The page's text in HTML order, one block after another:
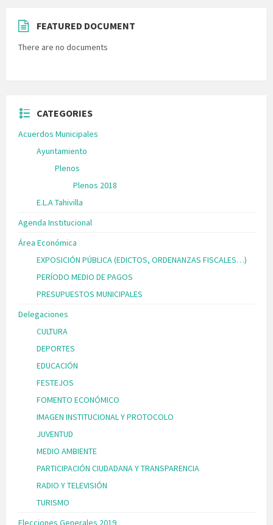
FEATURED DOCUMENT
There are no documents
CATEGORIES
Acuerdos Municipales
Ayuntamiento
Plenos
Plenos 2018
E.L.A Tahivilla
Agenda Institucional
Área Económica
EXPOSICIÓN PÚBLICA (EDICTOS, ORDENANZAS FISCALES…)
PERÍODO MEDIO DE PAGOS
PRESUPUESTOS MUNICIPALES
Delegaciones
CULTURA
DEPORTES
EDUCACIÓN
FESTEJOS
FOMENTO ECONÓMICO
IMAGEN INSTITUCIONAL Y PROTOCOLO
JUVENTUD
MEDIO AMBIENTE
PARTICIPACIÓN CIUDADANA Y TRANSPARENCIA
RADIO Y TELEVISIÓN
TURISMO